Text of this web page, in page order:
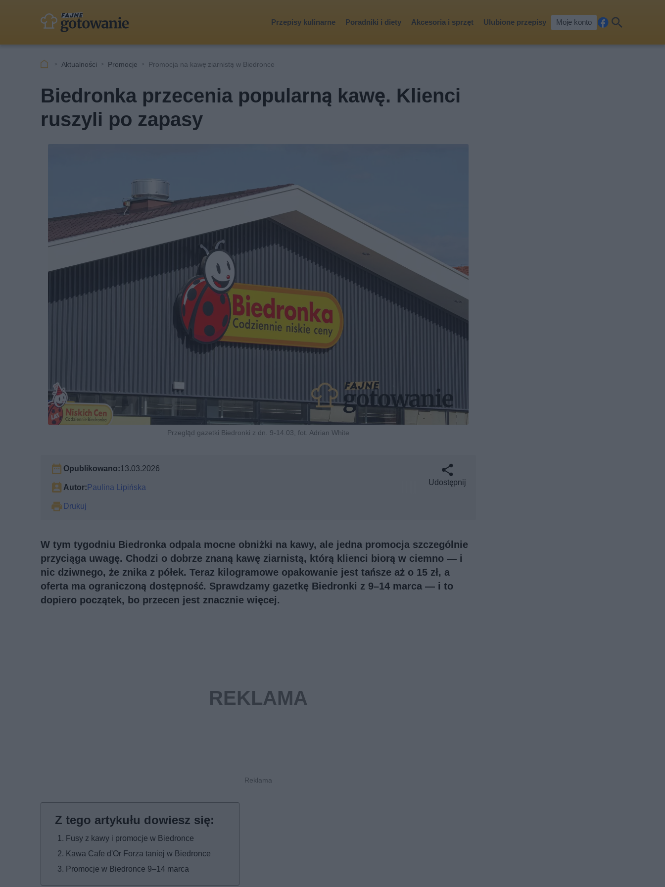
Przepisy kulinarne Poradniki i diety Akcesoria i sprzęt Ulubione przepisy Moje konto
cebkaj
Aktualności Promocje Promocja na kawę ziarnistą w Biedronce
Biedronka przecenia popularną kawę. Klienci
ruszyli po zapasy
Przegląd gazetki Biedronki z dn. 9-14.03, fot. Adrian White
Opublikowano:13.03.2026
Autor:Paulina Lipińska
Drukuj
Udostępnij
W tym tygodniu Biedronka odpala mocne obniżki na kawy, ale jedna promocja szczególnie
przyciąga uwagę. Chodzi o dobrze znaną kawę ziarnistą, którą klienci biorą w ciemno — i
nic dziwnego, że znika z półek. Teraz kilogramowe opakowanie jest tańsze aż o 15 zł, a
oferta ma ograniczoną dostępność. Sprawdzamy gazetkę Biedronki z 9–14 marca — i to
dopiero początek, bo przecen jest znacznie więcej.
Fusy z kawy i promocje w Biedronce
Kawa Cafe d'Or Forza taniej w Biedronce
Promocje w Biedronce 9–14 marca